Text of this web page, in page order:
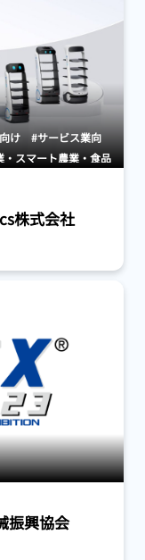
け
#サービス業向
・スマート農業・食品
株式会社
振興協会